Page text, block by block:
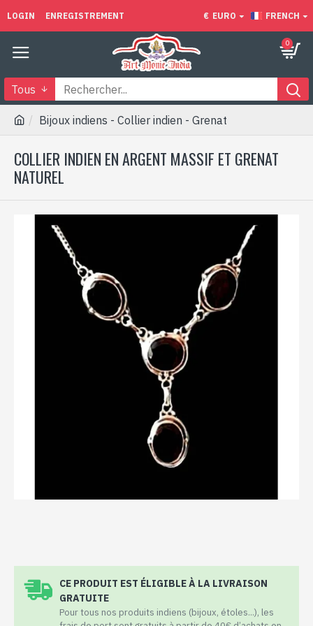
LOGIN ENREGISTREMENT € EURO FRENCH
0
Tous
Bijoux indiens - Collier indien - Grenat
COLLIER INDIEN EN ARGENT MASSIF ET GRENAT
NATUREL
CE PRODUIT EST ÉLIGIBLE À LA LIVRAISON
GRATUITE
Pour tous nos produits indiens (bijoux, étoles...), les